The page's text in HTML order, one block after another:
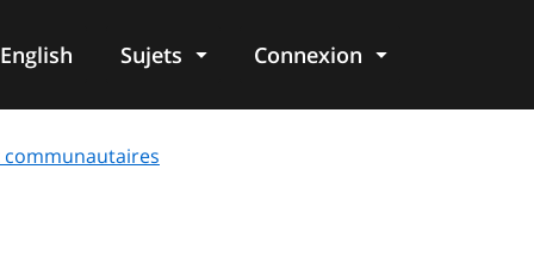
English Sujets Connexion
communautaires